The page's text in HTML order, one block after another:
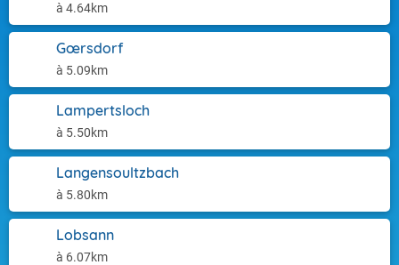
à 4.64km
Gœrsdorf
à 5.09km
Lampertsloch
à 5.50km
Langensoultzbach
à 5.80km
Lobsann
à 6.07km